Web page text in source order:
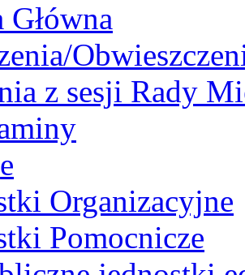
Główna
z sesji Rady
Organizacyjne
Pomocnicze